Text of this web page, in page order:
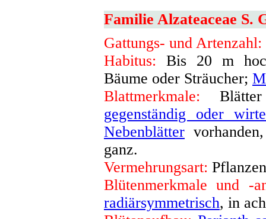
Familie Alzateaceae S.
Gattungs- und Artenzahl:
Habitus: Bis 20 m
Bäume oder Sträucher;
Blattmerkmale:
gegenständig oder
Nebenblätter
ganz.
Vermehrungsart:
Blütenmerkmale und -
radiärsymmetrisch, in